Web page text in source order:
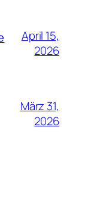
April 15,
2026
März 31,
2026